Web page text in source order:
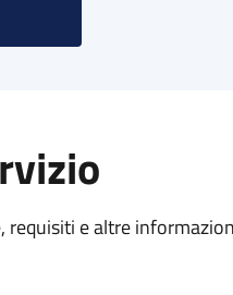
requisiti e altre